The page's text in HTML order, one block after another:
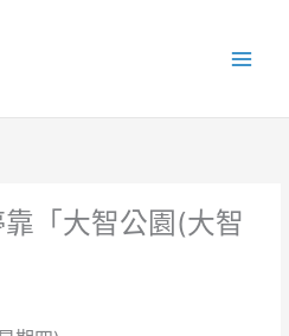
「大智公園(大智